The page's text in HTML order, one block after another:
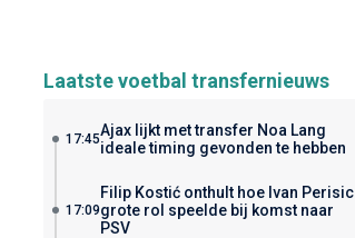
Laatste voetbal transfernieuws
17:45Ajax lijkt met transfer Noa Lang
ideale timing gevonden te hebben
17:09
Filip Kostić onthult hoe Ivan Perisic
grote rol speelde bij komst naar
PSV